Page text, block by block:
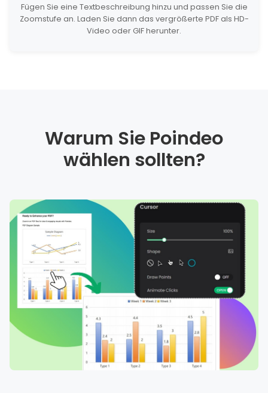
Fügen Sie eine Textbeschreibung hinzu und passen Sie die
Zoomstufe an. Laden Sie dann das vergrößerte PDF als HD-
Video oder GIF herunter.
Warum Sie Poindeo
wählen sollten?